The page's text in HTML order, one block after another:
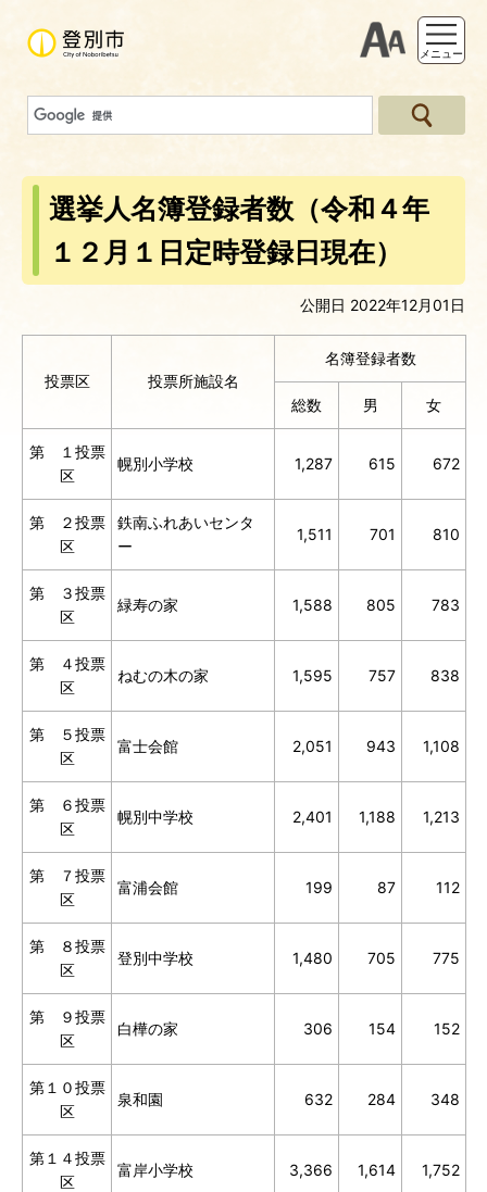
支援ツー
メニュー
選挙人名簿登録者数（令和４年
１２月１日定時登録日現在）
公開日 2022年12月01日
投票区 投票所施設名
名簿登録者数
総数 男 女
第 １投票
区
幌別小学校 1,287 615 672
第 ２投票
区
鉄南ふれあいセンタ
ー
1,511 701 810
第 ３投票
区
緑寿の家 1,588 805 783
第 ４投票
区
ねむの木の家 1,595 757 838
第 ５投票
区
富士会館 2,051 943 1,108
第 ６投票
区
幌別中学校 2,401 1,188 1,213
第 ７投票
区
富浦会館 199 87 112
第 ８投票
区
登別中学校 1,480 705 775
第 ９投票
区
白樺の家 306 154 152
第１０投票
区
泉和園 632 284 348
第１４投票
区
富岸小学校 3,366 1,614 1,752